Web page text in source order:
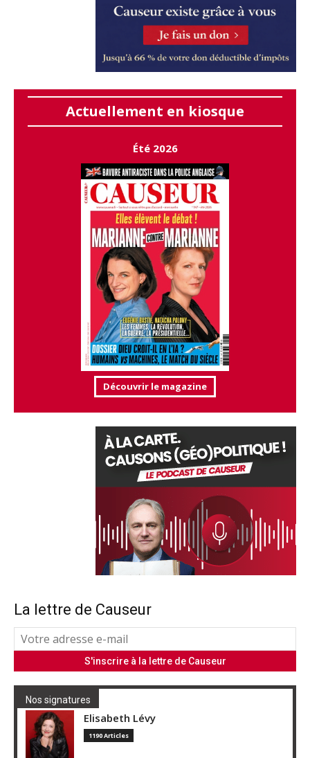
Actuellement en kiosque
Été 2026
Découvrir le magazine
La lettre de Causeur
Nos signatures
Elisabeth Lévy
1190 Articles